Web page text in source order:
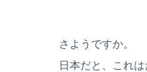
さようですか。
日本だと、これ